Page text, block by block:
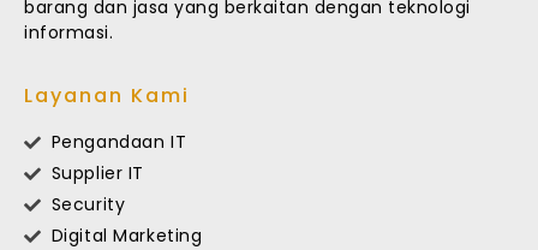
barang dan jasa yang berkaitan dengan teknologi
informasi.
Layanan Kami
Pengandaan IT
Supplier IT
Security
Digital Marketing